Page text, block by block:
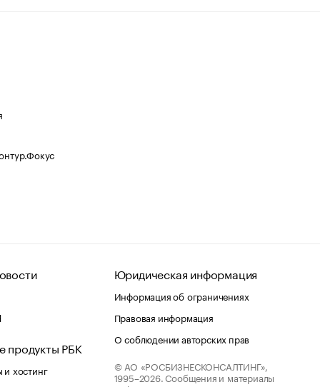
продукты РБК
хостинг
Юридическая информация
Информация об ограничениях
Правовая информация
О соблюдении авторских прав
© АО «РОСБИЗНЕСКОНСАЛТИНГ»,
1995–2026. Сообщения и материалы